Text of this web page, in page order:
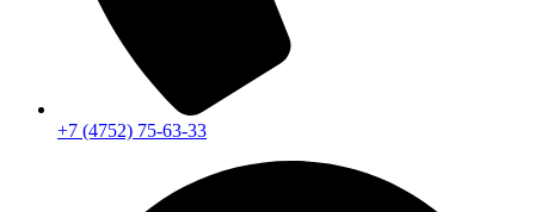
+7 (4752) 75-63-33